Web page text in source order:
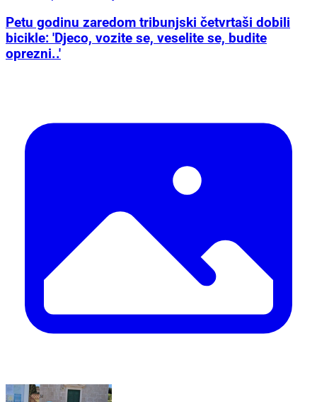
Petu godinu zaredom tribunjski četvrtaši dobili
bicikle: 'Djeco, vozite se, veselite se, budite
oprezni..'